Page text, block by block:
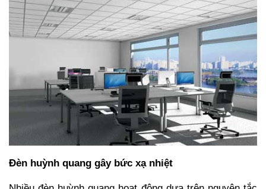
Đèn huỳnh quang gây bức xạ nhiệt